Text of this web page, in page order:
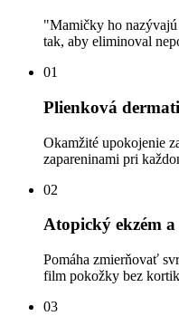
"Mamičky ho
tak, aby eliminoval
01
Plienková
Okamžité upokojenie
zapareninami pri
02
Atopický ekzém
Pomáha zmierňovať
film pokožky bez
03